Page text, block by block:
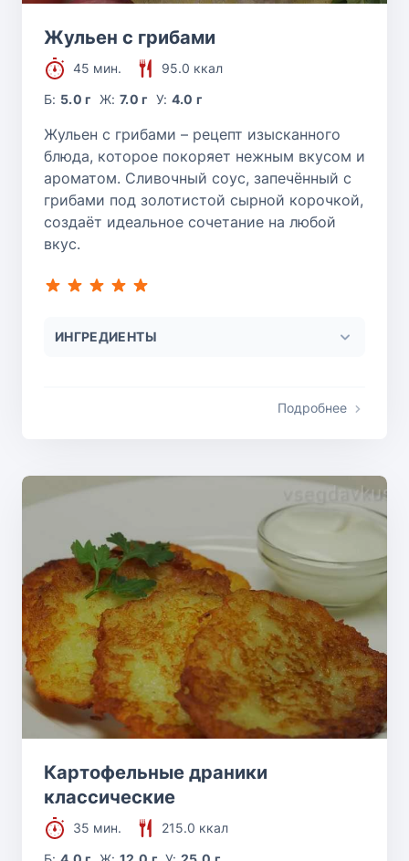
Жульен с грибами
45 мин.
95.0 ккал
Б: 5.0 г Ж: 7.0 г У: 4.0 г
Жульен с грибами – рецепт изысканного
блюда, которое покоряет нежным вкусом и
ароматом. Сливочный соус, запечённый с
грибами под золотистой сырной корочкой,
создаёт идеальное сочетание на любой
вкус.
ИНГРЕДИЕНТЫ
Подробнее
Картофельные драники
классические
35 мин.
215.0 ккал